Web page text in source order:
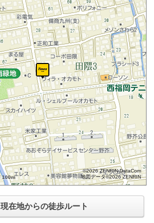
100m
©2026 ZENRIN DataCom
地図データ©2026 ZENRIN
現在地からの徒歩ルート